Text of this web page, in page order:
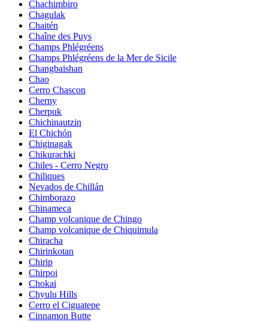
Chachimbiro
Chagulak
Chaitén
Chaîne des Puys
Champs Phlégréens
Champs Phlégréens de la Mer de Sicile
Changbaishan
Chao
Cerro Chascon
Cherny
Cherpuk
Chichinautzin
El Chichón
Chiginagak
Chikurachki
Chiles - Cerro Negro
Chiliques
Nevados de Chillán
Chimborazo
Chinameca
Champ volcanique de Chingo
Champ volcanique de Chiquimula
Chiracha
Chirinkotan
Chirip
Chirpoi
Chokai
Chyulu Hills
Cerro el Ciguatepe
Cinnamon Butte